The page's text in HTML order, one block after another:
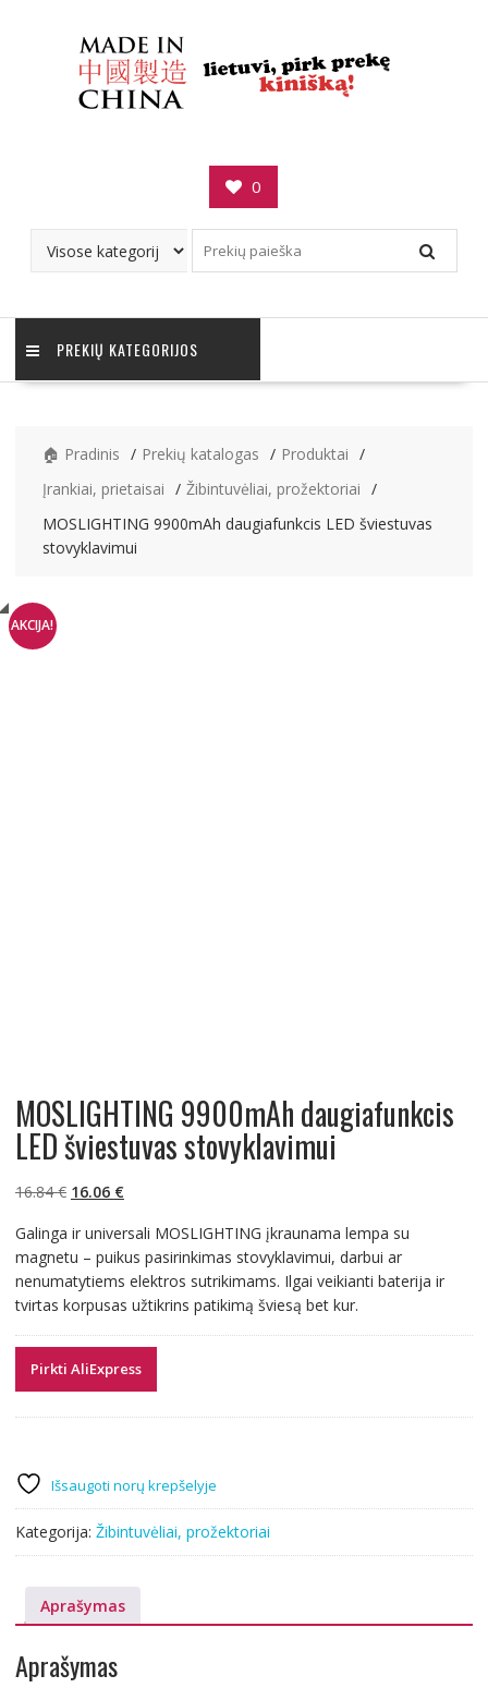
0
PREKIŲ KATEGORIJOS
🏠 Pradinis Prekių katalogas
Produktai
Įrankiai, prietaisai
Žibintuvėliai, prožektoriai
MOSLIGHTING 9900mAh daugiafunkcis LED šviestuvas
stovyklavimui
AKCIJA!
MOSLIGHTING 9900mAh daugiafunkcis
LED šviestuvas stovyklavimui
16.84€ Original
was:
16.84 €.
16.06 €Current
is:
16.06 €.
Galinga ir universali MOSLIGHTING įkraunama lempa su
magnetu – puikus pasirinkimas stovyklavimui, darbui ar
nenumatytiems elektros sutrikimams. Ilgai veikianti baterija ir
tvirtas korpusas užtikrins patikimą šviesą bet kur.
Pirkti AliExpress
Išsaugoti norų krepšelyje
Kategorija: Žibintuvėliai, prožektoriai
Aprašymas
Aprašymas